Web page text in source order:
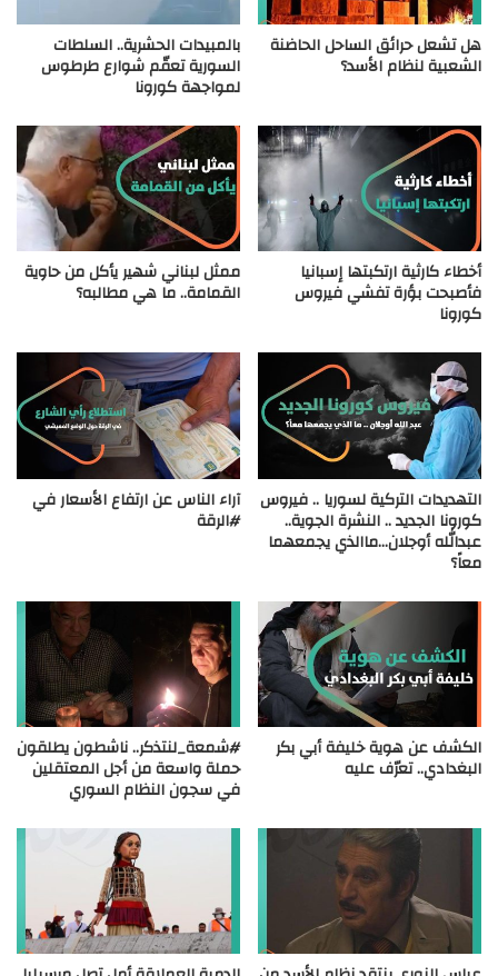
هل تشعل حرائق الساحل الحاضنة
الشعبية لنظام الأسد؟
بالمبيدات الحشرية.. السلطات
السورية تعقّم شوارع طرطوس
لمواجهة كورونا
أخطاء كارثية ارتكبتها إسبانيا
فأصبحت بؤرة تفشي فيروس
كورونا
ممثل لبناني شهير يأكل من حاوية
القمامة.. ما هي مطالبه؟
التهديدات التركية لسوريا .. فيروس
كورونا الجديد .. النشرة الجوية..
عبدالله أوجلان…ماالذي يجمعهما
معاً؟
آراء الناس عن ارتفاع الأسعار في
#الرقة
الكشف عن هوية خليفة أبي بكر
البغدادي.. تعرّف عليه
#شمعة_لنتذكر.. ناشطون يطلقون
حملة واسعة من أجل المعتقلين
في سجون النظام السوري